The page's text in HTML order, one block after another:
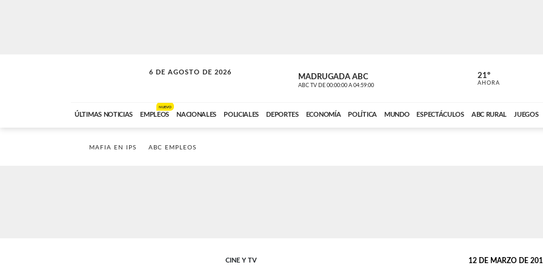
6 DE AGOSTO DE 2026
SOLO MÚSICA MADRUGADA ABC
ABC TV DE 00:00:00 A 04:59:00 ABC CARDINAL
21º
AHORA
ÚLTIMAS NOTICIAS EMPLEOS
NUEVO
NACIONALES POLICIALES DEPORTES ECONOMÍA POLÍTICA MUNDO ESPECTÁCULOS ABC RURAL JUEGOS
MAFIA EN IPS ABC EMPLEOS
CINE Y TV 12 DE MARZO DE